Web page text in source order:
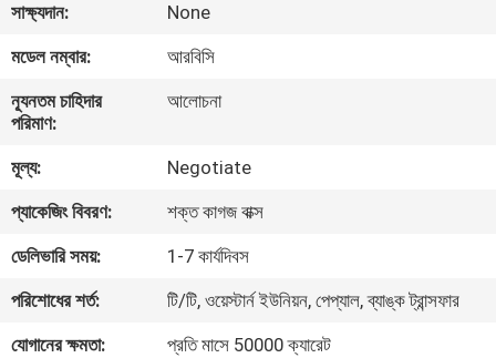
কারখানা
ভ্রমণ
নিয়ন্ত্রণ
যোগাযোগ
করুন
সাক্ষ্যদান:
None
মডেল নম্বার:
আরবিসি
ন্যূনতম চাহিদার
পরিমাণ:
আলোচনা
মূল্য:
Negotiate
প্যাকেজিং বিবরণ:
শক্ত কাগজ বাক্স
ডেলিভারি সময়:
1-7 কার্যদিবস
পরিশোধের শর্ত:
টি/টি, ওয়েস্টার্ন ইউনিয়ন, পেপ্যাল, ব্যাঙ্ক ট্রান্সফার
যোগানের ক্ষমতা:
প্রতি মাসে 50000 ক্যারেট